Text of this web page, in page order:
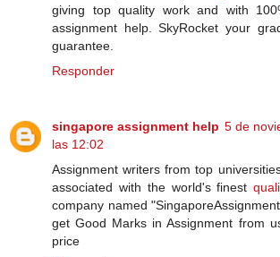
giving top quality work and with
assignment help. SkyRocket your
guarantee.
Responder
singapore assignment help 5 de
las 12:02
Assignment writers from top
associated with the world's finest
company named
get Good Marks in Assignment from
price